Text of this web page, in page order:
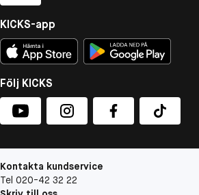
KICKS-app
Följ KICKS
Kontakta kundservice
Tel 020-42 32 22